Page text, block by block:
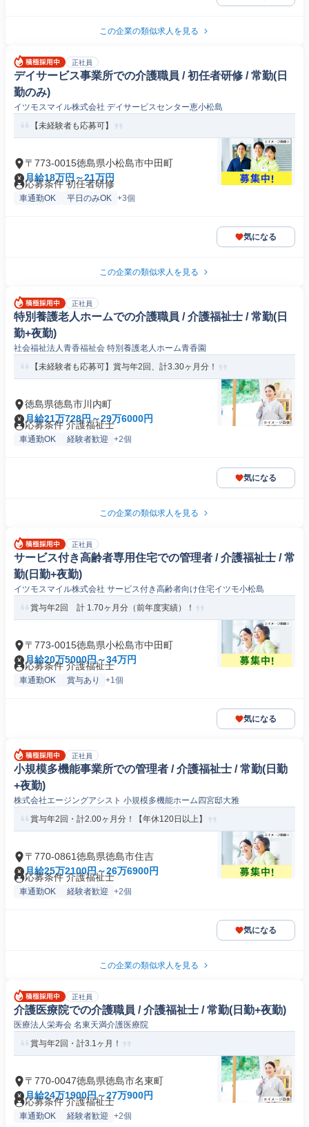
この企業の類似求人を見る
正社員
デイサービス事業所での介護職員 / 初任者研修 / 常勤(日
勤のみ)
イツモスマイル株式会社 デイサービスセンター恵小松島
【未経験者も応募可】
〒773-0015徳島県小松島市中田町
月給18万円～21万円
応募条件 初任者研修
車通勤OK 平日のみOK +3個
気になる
この企業の類似求人を見る
正社員
特別養護老人ホームでの介護職員 / 介護福祉士 / 常勤(日
勤+夜勤)
社会福祉法人青香福祉会 特別養護老人ホーム青香園
【未経験者も応募可】賞与年2回、計3.30ヶ月分！
徳島県徳島市川内町
月給21万728円～29万6000円
応募条件 介護福祉士
車通勤OK 経験者歓迎 +2個
気になる
この企業の類似求人を見る
正社員
サービス付き高齢者専用住宅での管理者 / 介護福祉士 / 常
勤(日勤+夜勤)
イツモスマイル株式会社 サービス付き高齢者向け住宅イツモ小松島
賞与年2回 計 1.70ヶ月分（前年度実績）！
〒773-0015徳島県小松島市中田町
月給20万5000円～34万円
応募条件 介護福祉士
車通勤OK 賞与あり +1個
気になる
正社員
小規模多機能事業所での管理者 / 介護福祉士 / 常勤(日勤
+夜勤)
株式会社エージングアシスト 小規模多機能ホーム四宮邸大雅
賞与年2回・計2.00ヶ月分！【年休120日以上】
〒770-0861徳島県徳島市住吉
月給25万2100円～26万6900円
応募条件 介護福祉士
車通勤OK 経験者歓迎 +2個
気になる
この企業の類似求人を見る
正社員
介護医療院での介護職員 / 介護福祉士 / 常勤(日勤+夜勤)
医療法人栄寿会 名東天満介護医療院
賞与年2回・計3.1ヶ月！
〒770-0047徳島県徳島市名東町
月給24万1900円～27万900円
応募条件 介護福祉士
車通勤OK 経験者歓迎 +2個